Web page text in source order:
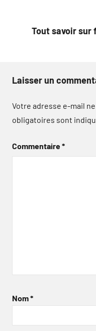
Tout savoir sur
Laisser un
Votre adresse e-mail
obligatoires sont
Commentaire*
Nom*